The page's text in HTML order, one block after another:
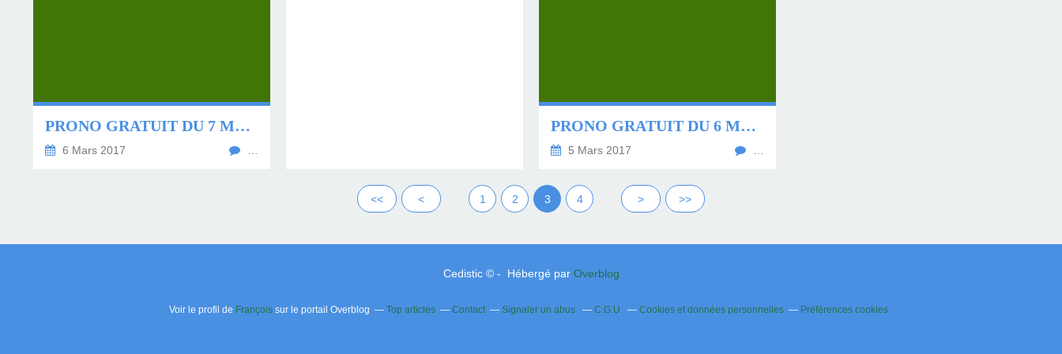
PRONO GRATUIT DU 7 MARS 2017
6 Mars 2017
PRONO GRATUIT DU 6 MARS 2017
5 Mars 2017
<< < 1 2 3 4 > >>
Cedistic © - Hébergé par Overblog
Voir le profil de François sur le portail Overblog Top articles Contact Signaler un abus C.G.U. Cookies et données personnelles Préférences cookies